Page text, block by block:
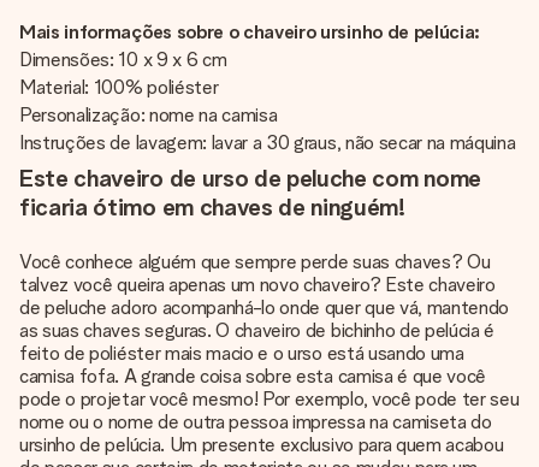
Mais informações sobre o chaveiro ursinho de pelúcia:
Dimensões: 10 x 9 x 6 cm
Material: 100% poliéster
Personalização: nome na camisa
Instruções de lavagem: lavar a 30 graus, não secar na máquina
Este chaveiro de urso de peluche com nome
ficaria ótimo em chaves de ninguém!
Você conhece alguém que sempre perde suas chaves? Ou
talvez você queira apenas um novo chaveiro? Este chaveiro
de peluche adoro acompanhá-lo onde quer que vá, mantendo
as suas chaves seguras. O chaveiro de bichinho de pelúcia é
feito de poliéster mais macio e o urso está usando uma
camisa fofa. A grande coisa sobre esta camisa é que você
pode o projetar você mesmo! Por exemplo, você pode ter seu
nome ou o nome de outra pessoa impressa na camiseta do
ursinho de pelúcia. Um presente exclusivo para quem acabou